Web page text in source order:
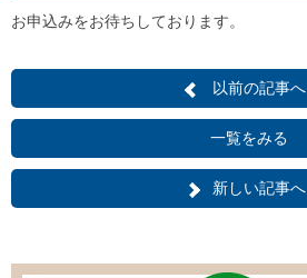
お申込みをお待ちしております。
以前の記事へ
一覧をみる
新しい記事へ